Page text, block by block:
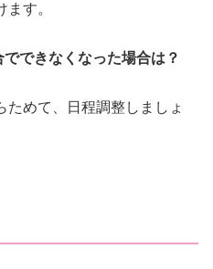
す。
できなくなった場合は？
めて、日程調整しましょ